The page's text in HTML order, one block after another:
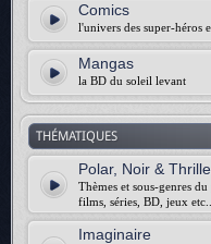
Comics
l'univers des super-héros
Mangas
la BD du soleil levant
THÉMATIQUES
Polar, Noir &
Thèmes et sous-genres
films, séries, BD, jeux
Imaginaire